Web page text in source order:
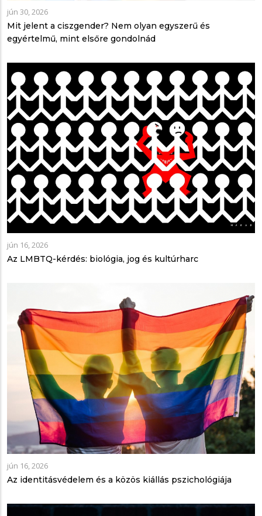
jún 30, 2026
Mit jelent a ciszgender? Nem olyan egyszerű és
egyértelmű, mint elsőre gondolnád
jún 16, 2026
Az LMBTQ-kérdés: biológia, jog és kultúrharc
jún 16, 2026
Az identitásvédelem és a közös kiállás pszichológiája